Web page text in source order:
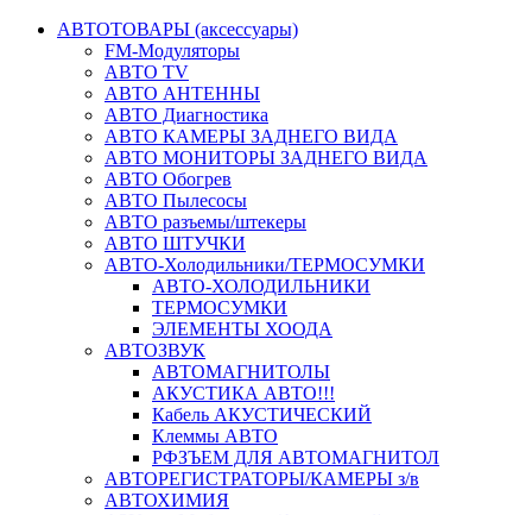
АВТОТОВАРЫ (аксессуары)
FM-Модуляторы
АВТО TV
АВТО АНТЕННЫ
АВТО Диагностика
АВТО КАМЕРЫ ЗАДНЕГО ВИДА
АВТО МОНИТОРЫ ЗАДНЕГО ВИДА
АВТО Обогрев
АВТО Пылесосы
АВТО разъемы/штекеры
АВТО ШТУЧКИ
АВТО-Холодильники/ТЕРМОСУМКИ
АВТО-ХОЛОДИЛЬНИКИ
ТЕРМОСУМКИ
ЭЛЕМЕНТЫ ХООДА
АВТОЗВУК
АВТОМАГНИТОЛЫ
АКУСТИКА АВТО!!!
Кабель АКУСТИЧЕСКИЙ
Клеммы АВТО
РФЗЪЕМ ДЛЯ АВТОМАГНИТОЛ
АВТОРЕГИСТРАТОРЫ/КАМЕРЫ з/в
АВТОХИМИЯ